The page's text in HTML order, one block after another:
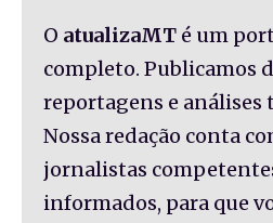
O atualizaMT é um
completo. Publicamos
reportagens e análises
Nossa redação conta
jornalistas
informados, para que